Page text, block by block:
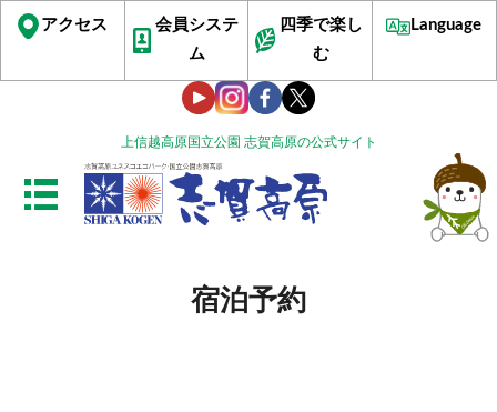
上信越高原国立公園 志賀高原の公式サイト
アクセス
会員システ
ム
四季で楽し
む
Language
宿泊予約